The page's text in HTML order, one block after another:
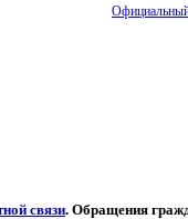
Официальный
связи. Обращения